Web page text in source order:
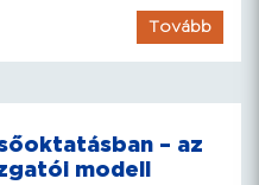
Tovább
– az
modell